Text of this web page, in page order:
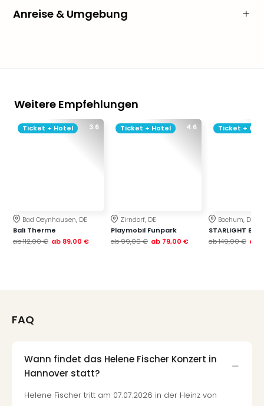
Anreise & Umgebung
Weitere Empfehlungen
3.6
Ticket + Hotel
Bad Oeynhausen, DE
Bali Therme
ab112,00 € ab 89,00 €
4.6
Ticket + Hotel
Zirndorf, DE
Playmobil Funpark
ab99,00 € ab 79,00 €
Ticket +
Bochum, DE
STARLIGHT
ab149,00 € ab
FAQ
Wann findet das Helene Fischer Konzert in
Hannover statt?
Helene Fischer tritt am 07.07.2026 in der Heinz von